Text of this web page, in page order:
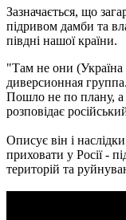
Зазначається, що
підривом дамби та
півдні нашої країни.
"Там не они
диверсионная
Пошло не по плану,
розповідає
Описує він і
приховати у Росії -
територій та